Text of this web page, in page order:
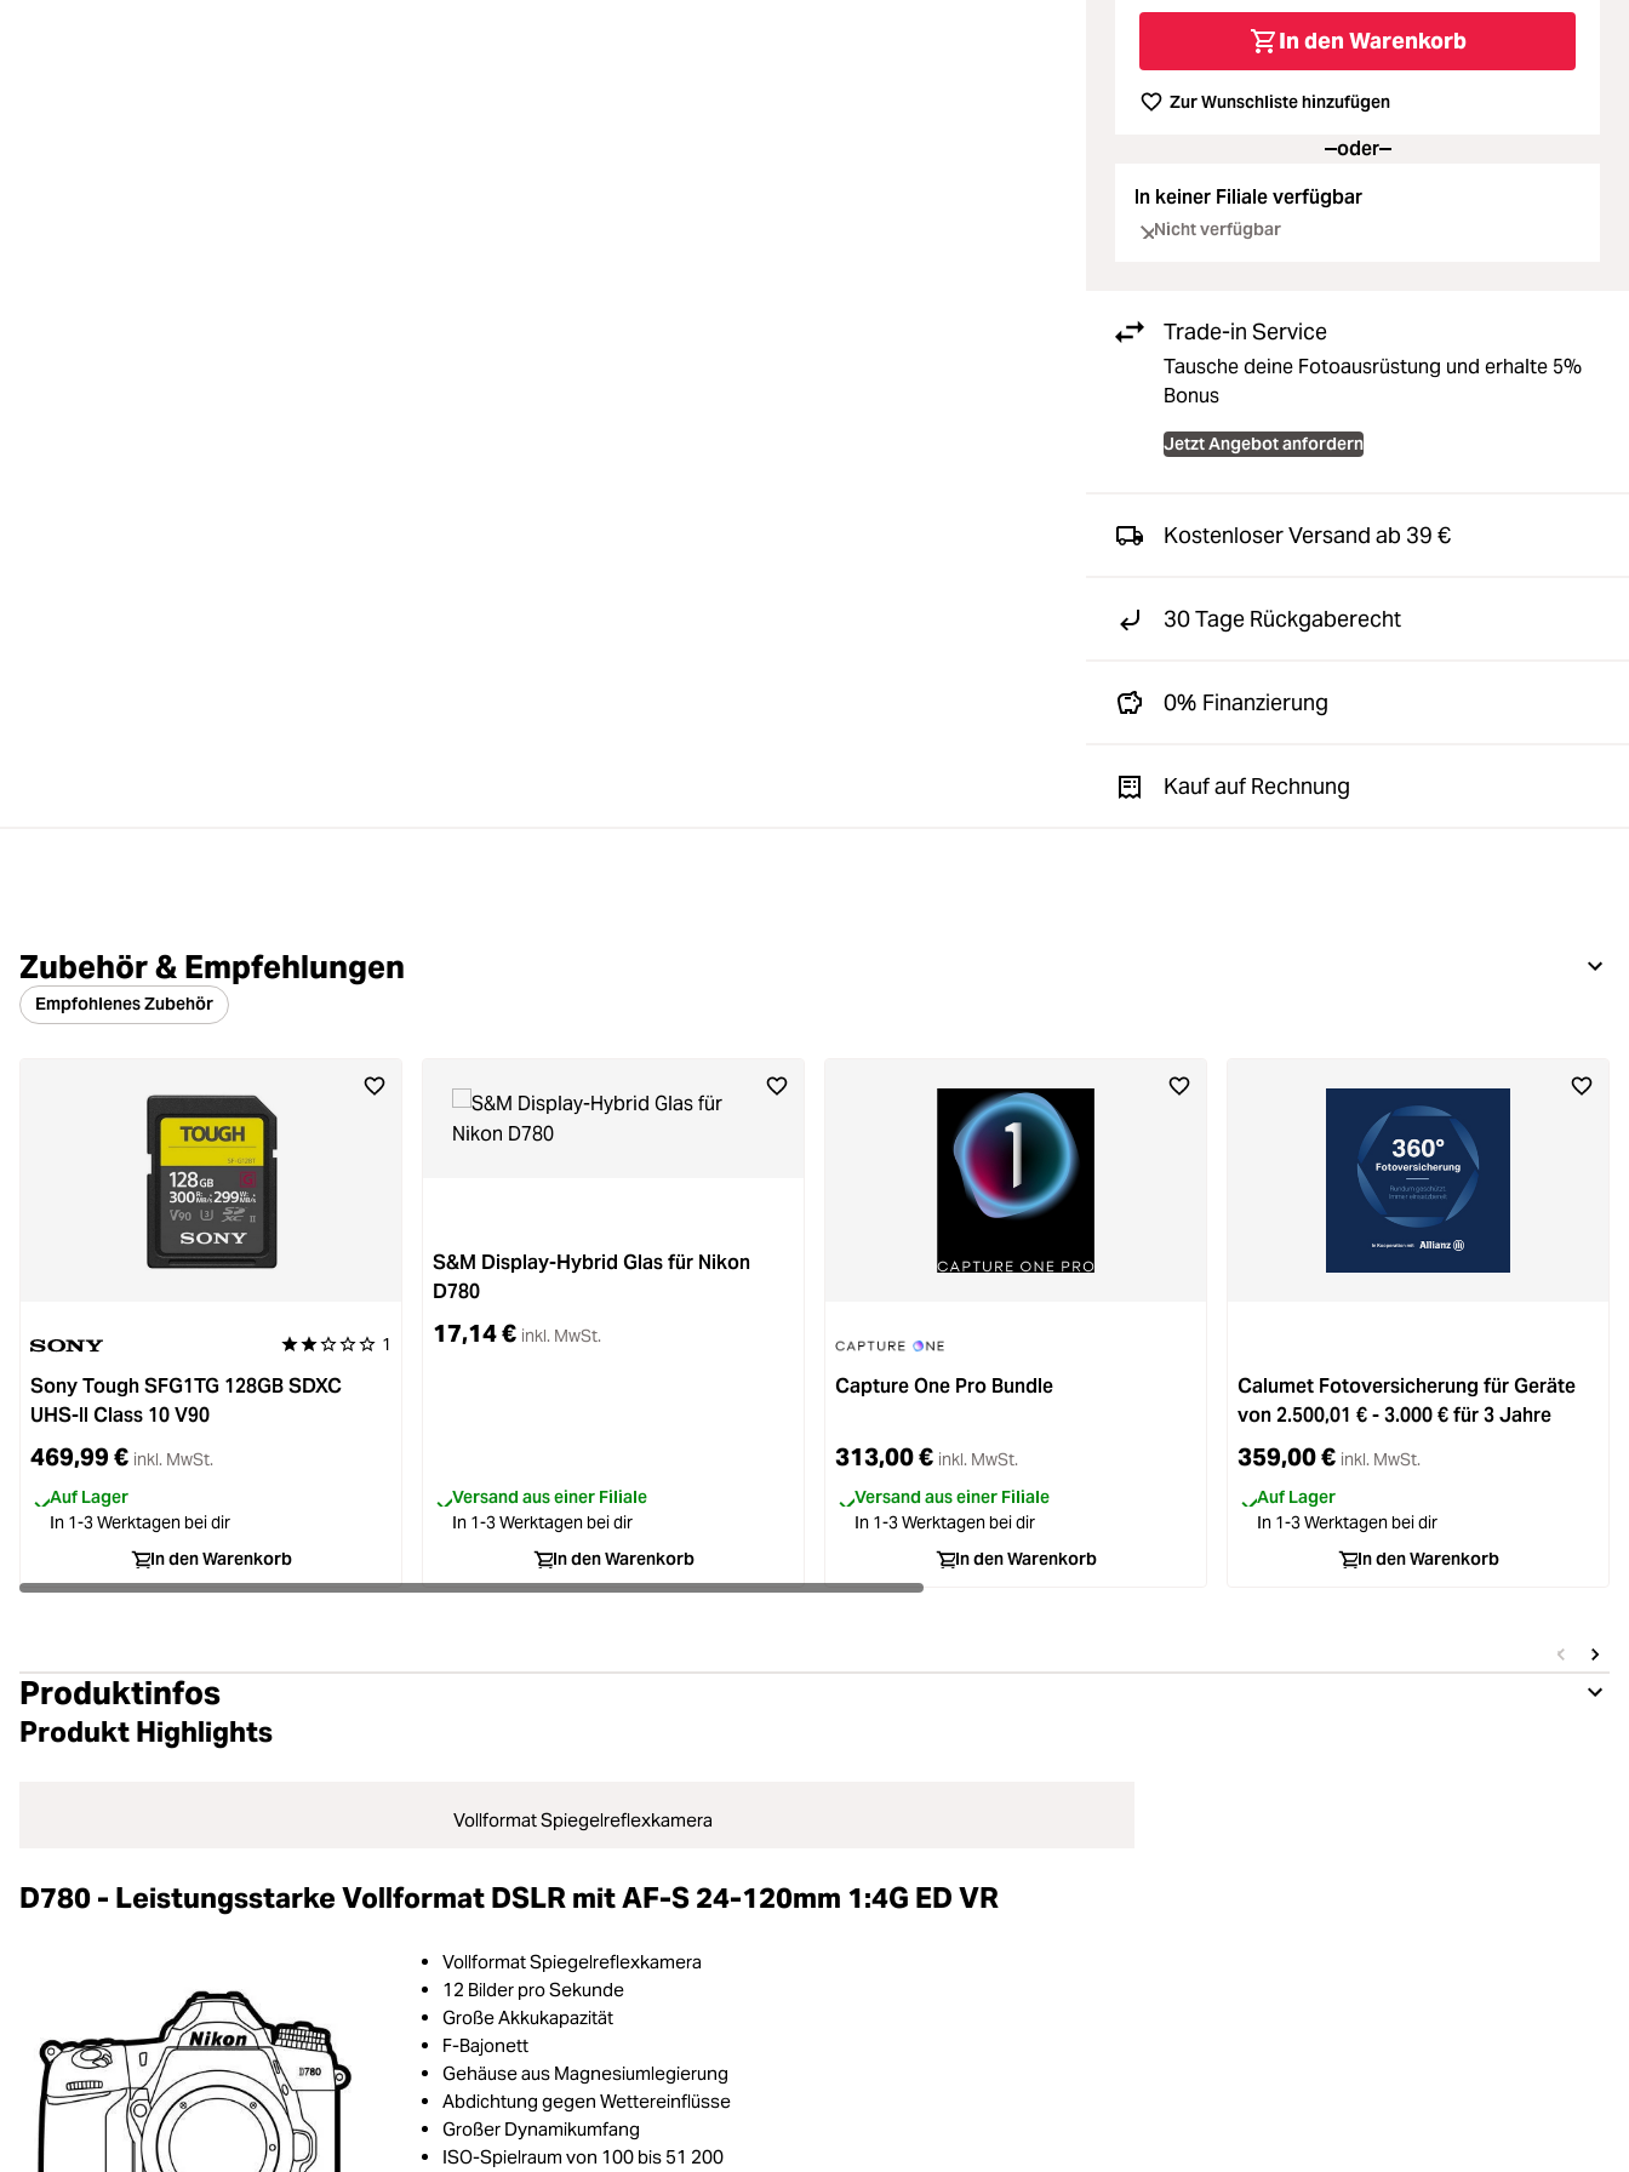
In den Warenkorb
Zur Wunschliste hinzufügen
oder
In keiner Filiale verfügbar
Nicht verfügbar
Trade-in Service
Tausche deine Fotoausrüstung und erhalte 5%
Bonus
Jetzt Angebot anfordern
Kostenloser Versand ab 39 €
30 Tage Rückgaberecht
0% Finanzierung
Kauf auf Rechnung
Zubehör & Empfehlungen
Empfohlenes Zubehör
Durchschnittliche Bewertung von 2 von 5 Sternen
1
Sony Tough SFG1TG 128GB SDXC
UHS-II Class 10 V90
469,99 € inkl. MwSt.
Auf Lager
In 1-3 Werktagen bei dir
In den Warenkorb
S&M Display-Hybrid Glas für Nikon
D780
17,14 € inkl. MwSt.
Versand aus einer Filiale
In 1-3 Werktagen bei dir
In den Warenkorb
Capture One Pro Bundle
313,00 € inkl. MwSt.
Versand aus einer Filiale
In 1-3 Werktagen bei dir
In den Warenkorb
Calumet Fotoversicherung für Geräte
von 2.500,01 € - 3.000 € für 3 Jahre
359,00 € inkl. MwSt.
Auf Lager
In 1-3 Werktagen bei dir
In den Warenkorb
Produktinfos
Produkt Highlights
Vollformat Spiegelreflexkamera
D780 - Leistungsstarke Vollformat DSLR mit AF-S 24-120mm 1:4G ED VR
Vollformat Spiegelreflexkamera
12 Bilder pro Sekunde
Große Akkukapazität
F-Bajonett
Gehäuse aus Magnesiumlegierung
Abdichtung gegen Wettereinflüsse
Großer Dynamikumfang
ISO-Spielraum von 100 bis 51 200